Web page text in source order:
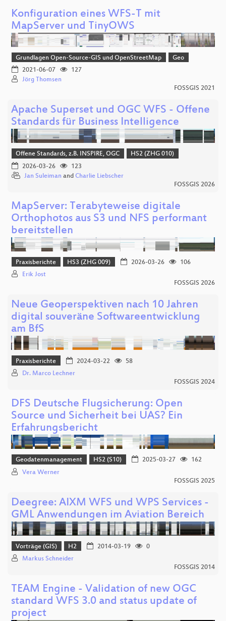
Konfiguration eines WFS-T mit
MapServer und TinyOWS
Grundlagen Open-Source-GIS und OpenStreetMap
Geo
2021-06-07
127
Jörg Thomsen
FOSSGIS 2021
Apache Superset und OGC WFS - Offene
Standards für Business Intelligence
Offene Standards, z.B. INSPIRE, OGC
HS2 (ZHG 010)
2026-03-26
123
Jan Suleiman and Charlie Liebscher
FOSSGIS 2026
MapServer: Terabyteweise digitale
Orthophotos aus S3 und NFS performant
bereitstellen
Praxisberichte HS3 (ZHG 009) 2026-03-26
106
Erik Jost
FOSSGIS 2026
Neue Geoperspektiven nach 10 Jahren
digital souveräne Softwareentwicklung
am BfS
Praxisberichte 2024-03-22
58
Dr. Marco Lechner
FOSSGIS 2024
DFS Deutsche Flugsicherung: Open
Source und Sicherheit bei UAS? Ein
Erfahrungsbericht
Geodatenmanagement HS2 (S10) 2025-03-27
162
Vera Werner
FOSSGIS 2025
Deegree: AIXM WFS und WPS Services -
GML Anwendungen im Aviation Bereich
Vorträge (GIS) H2 2014-03-19
0
Markus Schneider
FOSSGIS 2014
TEAM Engine - Validation of new OGC
standard WFS 3.0 and status update of
project